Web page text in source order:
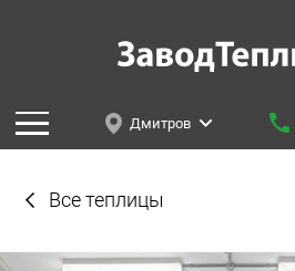
Дмитров
Все теплицы